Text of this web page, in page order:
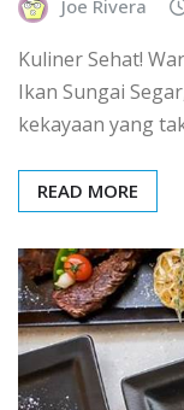
Joe Rivera
Kuliner Sehat!
Ikan Sungai
kekayaan yang
READ MORE